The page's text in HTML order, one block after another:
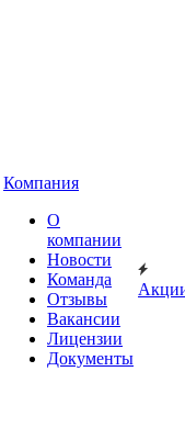
Компания
О
компании
Новости
Команда
Отзывы
Вакансии
Лицензии
Документы